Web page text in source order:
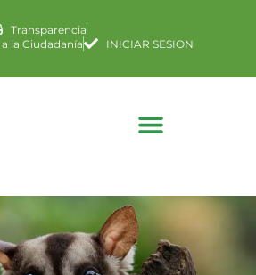
de
Transparencia
la Ciudadanía
INICIAR SESION